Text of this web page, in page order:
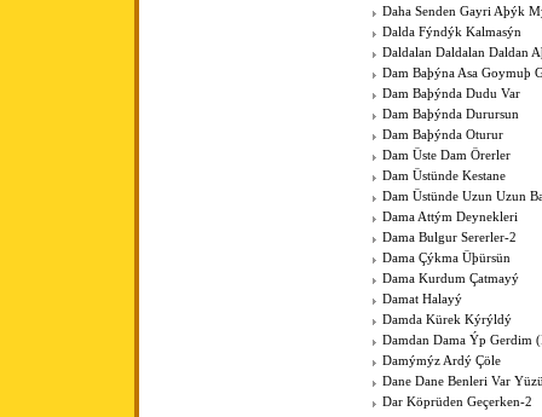
Daha Senden Gayri Aþýk
Dalda Fýndýk Kalmasýn
Daldalan Daldalan Daldan
Dam Baþýna Asa Goymuþ
Dam Baþýnda Dudu Var
Dam Baþýnda Durursun
Dam Baþýnda Oturur
Dam Üste Dam Örerler
Dam Üstünde Kestane
Dam Üstünde Uzun Uzun
Dama Attým Deynekleri
Dama Bulgur Sererler-2
Dama Çýkma Üþürsün
Dama Kurdum Çatmayý
Damat Halayý
Damda Kürek Kýrýldý
Damdan Dama Ýp Gerdim
Damýmýz Ardý Çöle
Dane Dane Benleri Var
Dar Köprüden Geçerken-2